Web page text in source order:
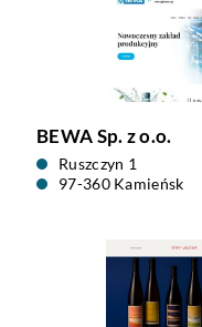
BEWA Sp. z o.o.
Ruszczyn 1
97-360 Kamieńsk